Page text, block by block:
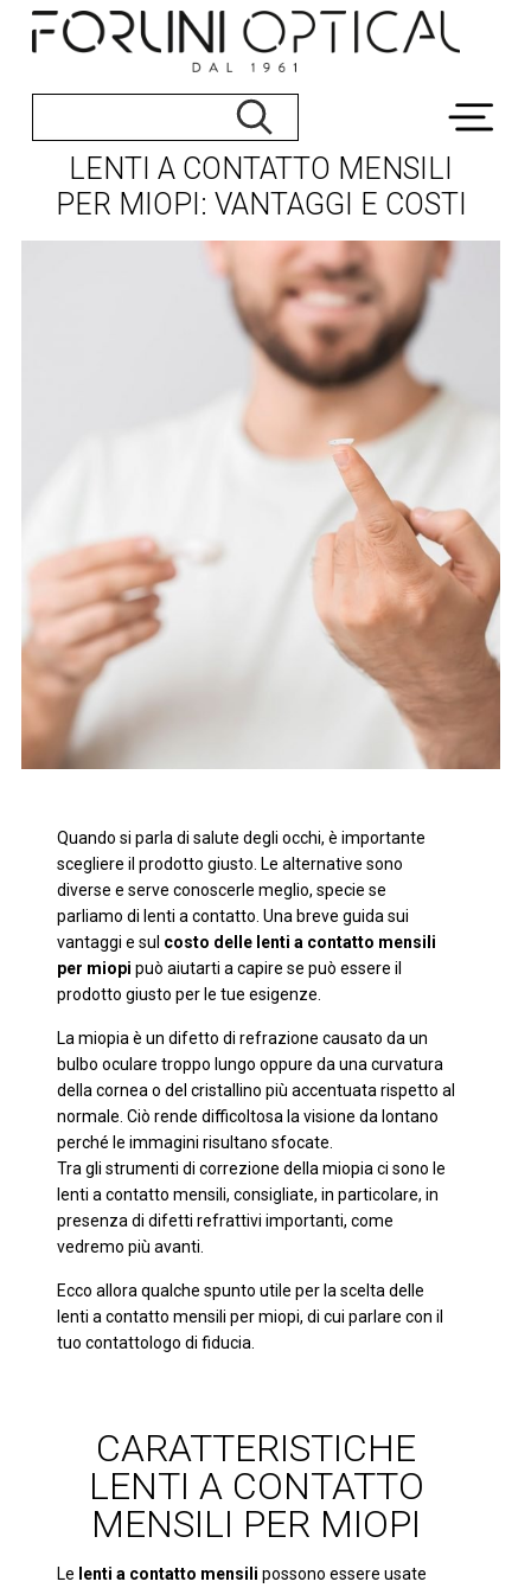
LENTI A CONTATTO MENSILI
PER MIOPI: VANTAGGI E COSTI
Quando si parla di salute degli occhi, è importante
scegliere il prodotto giusto. Le alternative sono
diverse e serve conoscerle meglio, specie se
parliamo di lenti a contatto. Una breve guida sui
vantaggi e sul costo delle lenti a contatto mensili
per miopi può aiutarti a capire se può essere il
prodotto giusto per le tue esigenze.
La miopia è un difetto di refrazione causato da un
bulbo oculare troppo lungo oppure da una curvatura
della cornea o del cristallino più accentuata rispetto al
normale. Ciò rende difficoltosa la visione da lontano
perché le immagini risultano sfocate.
Tra gli strumenti di correzione della miopia ci sono le
lenti a contatto mensili, consigliate, in particolare, in
presenza di difetti refrattivi importanti, come
vedremo più avanti.
Ecco allora qualche spunto utile per la scelta delle
lenti a contatto mensili per miopi, di cui parlare con il
tuo contattologo di fiducia.
CARATTERISTICHE
LENTI A CONTATTO
MENSILI PER MIOPI
Le lenti a contatto mensili possono essere usate